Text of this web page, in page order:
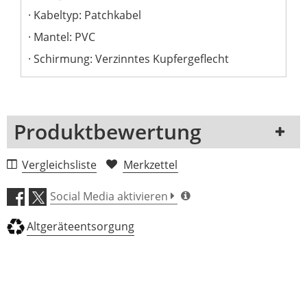
Kabeltyp: Patchkabel
Mantel: PVC
Schirmung: Verzinntes Kupfergeflecht
Produktbewertung
1 Rezension
5 Sterne
4 Sterne
3 Sterne
Vergleichsliste Merkzettel
Social Media aktivieren
Altgeräteentsorgung